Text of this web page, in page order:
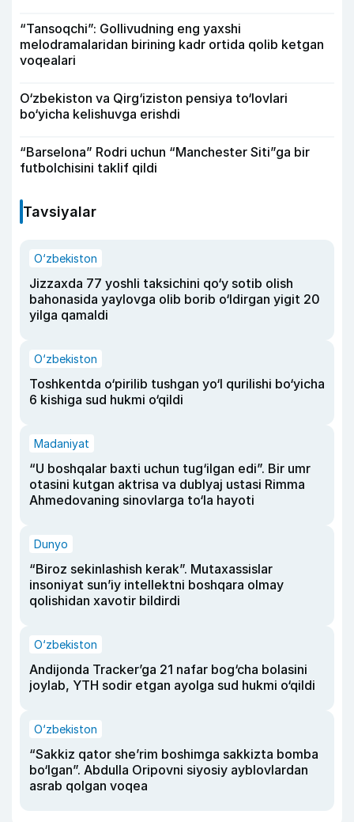
“Tansoqchi”: Gollivudning eng yaxshi
melodramalaridan birining kadr ortida qolib ketgan
voqealari
O‘zbekiston va Qirg‘iziston pensiya to‘lovlari
bo‘yicha kelishuvga erishdi
“Barselona” Rodri uchun “Manchester Siti”ga bir
futbolchisini taklif qildi
Tavsiyalar
O‘zbekiston
Jizzaxda 77 yoshli taksichini qo‘y sotib olish
bahonasida yaylovga olib borib o‘ldirgan yigit 20
yilga qamaldi
O‘zbekiston
Toshkentda o‘pirilib tushgan yo‘l qurilishi bo‘yicha
6 kishiga sud hukmi o‘qildi
Madaniyat
“U boshqalar baxti uchun tug‘ilgan edi”. Bir umr
otasini kutgan aktrisa va dublyaj ustasi Rimma
Ahmedovaning sinovlarga to‘la hayoti
Dunyo
“Biroz sekinlashish kerak”. Mutaxassislar
insoniyat sun’iy intellektni boshqara olmay
qolishidan xavotir bildirdi
O‘zbekiston
Andijonda Tracker’ga 21 nafar bog‘cha bolasini
joylab, YTH sodir etgan ayolga sud hukmi o‘qildi
O‘zbekiston
“Sakkiz qator she’rim boshimga sakkizta bomba
bo‘lgan”. Abdulla Oripovni siyosiy ayblovlardan
asrab qolgan voqea